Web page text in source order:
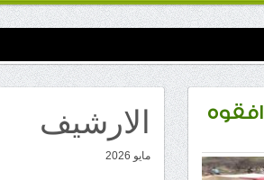
الارشيف
مايو 2026